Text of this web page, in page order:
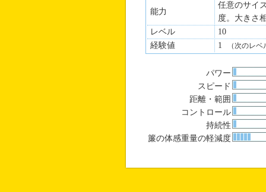
能力
任意のサイ
度。大きさ
レベル
10
経験値
1 （次のレ
パワー
スピード
距離・範囲
コントロール
持続性
簾の体感重量の軽減度